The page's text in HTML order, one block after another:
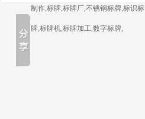
制作,标牌,标牌厂,不锈钢标牌,标识标
牌,标牌机,标牌加工,数字标牌,